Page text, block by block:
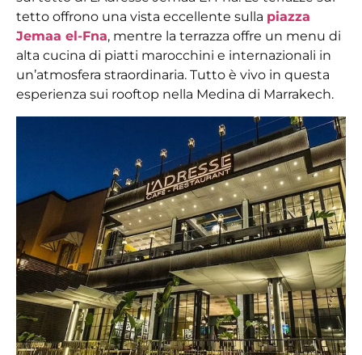
tetto offrono una vista eccellente sulla piazza
Jemaa el-Fna, mentre la terrazza offre un menu di
alta cucina di piatti marocchini e internazionali in
un’atmosfera straordinaria. Tutto è vivo in questa
esperienza sui rooftop nella Medina di Marrakech.